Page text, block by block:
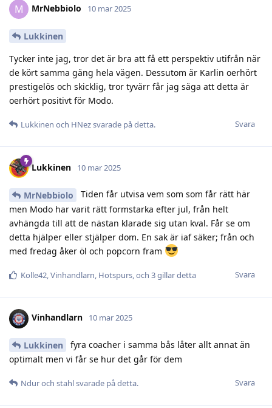
M MrNebbiolo 10 mar 2025
Lukkinen
Tycker inte jag, tror det är bra att få ett perspektiv utifrån när
de kört samma gäng hela vägen. Dessutom är Karlin oerhört
prestigelös och skicklig, tror tyvärr får jag säga att detta är
oerhört positivt för Modo.
Svara
Lukkinen och HNezsvarade på detta.
Lukkinen 10 mar 2025
MrNebbiolo
Tiden får utvisa vem som som får rätt här
men Modo har varit rätt formstarka efter jul, från helt
avhängda till att de nästan klarade sig utan kval. Får se om
detta hjälper eller stjälper dom. En sak är iaf säker; från och
med fredag åker öl och popcorn fram
Svara
Kolle42 Vinhandlarn Hotspurs , och 3gillar detta
Vinhandlarn 10 mar 2025
Lukkinen
fyra coacher i samma bås låter allt annat än
optimalt men vi får se hur det går för dem
Svara
Nduroch stahlsvarade på detta.